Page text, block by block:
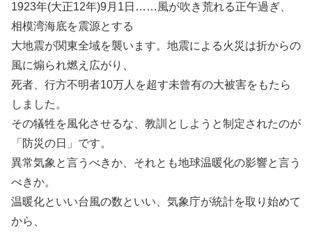
1923年(大正12年)9月1日……風が吹き荒れる正午過ぎ、
相模湾海底を震源とする
大地震が関東全域を襲います。地震による火災は折からの
風に煽られ燃え広がり、
死者、行方不明者10万人を超す未曾有の大被害をもたら
しました。
その犠牲を風化させるな、教訓としようと制定されたのが
「防災の日」です。
異常気象と言うべきか、それとも地球温暖化の影響と言う
べきか。
温暖化といい台風の数といい、気象庁が統計を取り始めて
から、